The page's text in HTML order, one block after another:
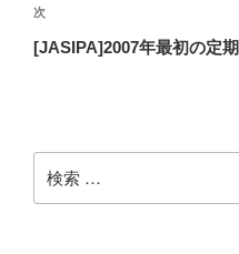
ゲ
ー
稿
次
の
次
[JASIPA]2007年最初の定
索: